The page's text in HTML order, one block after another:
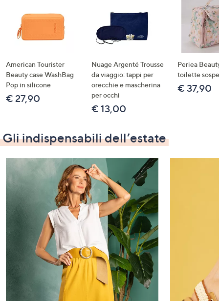
American Tourister
Beauty case WashBag
Pop in silicone
€ 27,90
Nuage Argenté Trousse
da viaggio: tappi per
orecchie e mascherina
per occhi
€ 13,00
Periea
toilette
€ 37,90
Gli indispensabili dell’estate